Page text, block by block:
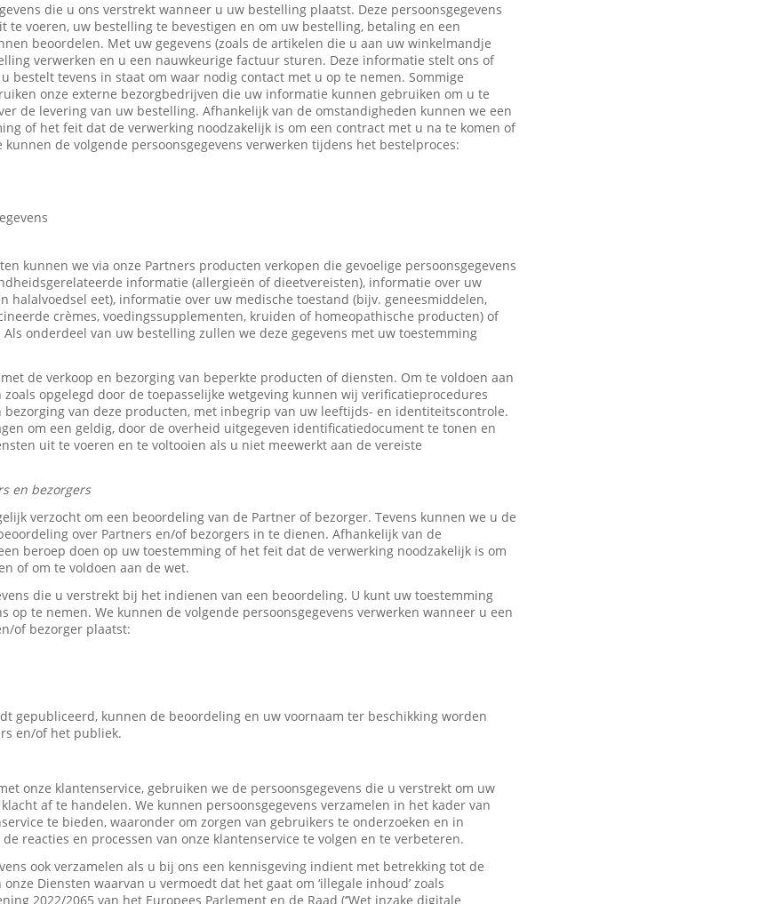
die u ons verstrekt wanneer u uw bestelling plaatst. Deze persoonsgegevens
te voeren, uw bestelling te bevestigen en om uw bestelling, betaling en een
beoordelen. Met uw gegevens (zoals de artikelen die u aan uw winkelmandje
verwerken en u een nauwkeurige factuur sturen. Deze informatie stelt ons of
bestelt tevens in staat om waar nodig contact met u op te nemen. Sommige
onze externe bezorgbedrijven die uw informatie kunnen gebruiken om u te
de levering van uw bestelling. Afhankelijk van de omstandigheden kunnen we een
of het feit dat de verwerking noodzakelijk is om een contract met u na te komen of
kunnen de volgende persoonsgegevens verwerken tijdens het bestelproces:
kunnen we via onze Partners producten verkopen die gevoelige persoonsgegevens
informatie (allergieën of dieetvereisten), informatie over uw
halalvoedsel eet), informatie over uw medische toestand (bijv. geneesmiddelen,
crèmes, voedingssupplementen, kruiden of homeopathische producten) of
onderdeel van uw bestelling zullen we deze gegevens met uw toestemming
de verkoop en bezorging van beperkte producten of diensten. Om te voldoen aan
opgelegd door de toepasselijke wetgeving kunnen wij verificatieprocedures
bezorging van deze producten, met inbegrip van uw leeftijds- en identiteitscontrole.
om een geldig, door de overheid uitgegeven identificatiedocument te tonen en
uit te voeren en te voltooien als u niet meewerkt aan de vereiste
en bezorgers
verzocht om een beoordeling van de Partner of bezorger. Tevens kunnen we u de
over Partners en/of bezorgers in te dienen. Afhankelijk van de
beroep doen op uw toestemming of het feit dat de verwerking noodzakelijk is om
of om te voldoen aan de wet.
die u verstrekt bij het indienen van een beoordeling. U kunt uw toestemming
op te nemen. We kunnen de volgende persoonsgegevens verwerken wanneer u een
of bezorger plaatst:
gepubliceerd, kunnen de beoordeling en uw voornaam ter beschikking worden
en/of het publiek.
onze klantenservice, gebruiken we de persoonsgegevens die u verstrekt om uw
af te handelen. We kunnen persoonsgegevens verzamelen in het kader van
te bieden, waaronder om zorgen van gebruikers te onderzoeken en in
reacties en processen van onze klantenservice te volgen en te verbeteren.
ook verzamelen als u bij ons een kennisgeving indient met betrekking tot de
Diensten waarvan u vermoedt dat het gaat om ‘illegale inhoud’ zoals
2022/2065 van het Europees Parlement en de Raad (‘’Wet inzake digitale